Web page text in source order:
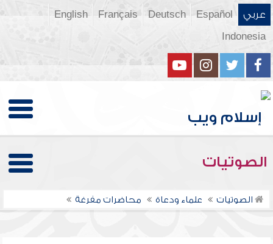
عربي Español
Deutsch
Français
English
Indonesia
الصوتيات
الصوتيات علماء ودعاة محاضرات مفرغة